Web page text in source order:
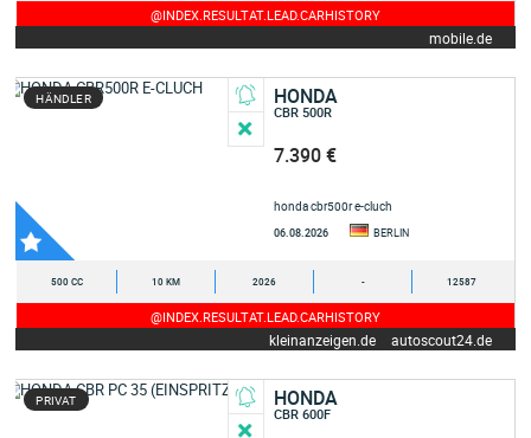
@INDEX.RESULTAT.LEAD.CARHISTORY
mobile.de
HÄNDLER HONDA
CBR 500R
7.390 €
honda cbr500r e-cluch
06.08.2026 BERLIN
500 CC 10 KM 2026 - 12587
@INDEX.RESULTAT.LEAD.CARHISTORY
kleinanzeigen.de autoscout24.de
PRIVAT HONDA
CBR 600F